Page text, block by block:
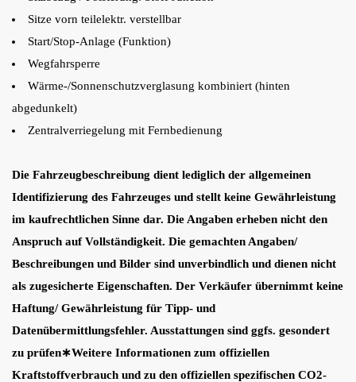
Sitze vorn teilelektr. verstellbar
Start/Stop-Anlage (Funktion)
Wegfahrsperre
Wärme-/Sonnenschutzverglasung kombiniert (hinten
abgedunkelt)
Zentralverriegelung mit Fernbedienung
Die Fahrzeugbeschreibung dient lediglich der allgemeinen
Identifizierung des Fahrzeuges und stellt keine Gewährleistung
im kaufrechtlichen Sinne dar. Die Angaben erheben nicht den
Anspruch auf Vollständigkeit. Die gemachten Angaben/
Beschreibungen und Bilder sind unverbindlich und dienen nicht
als zugesicherte Eigenschaften. Der Verkäufer übernimmt keine
Haftung/ Gewährleistung für Tipp- und
Datenübermittlungsfehler. Ausstattungen sind ggfs. gesondert
zu prüfen∗Weitere Informationen zum offiziellen
Kraftstoffverbrauch und zu den offiziellen spezifischen CO2-